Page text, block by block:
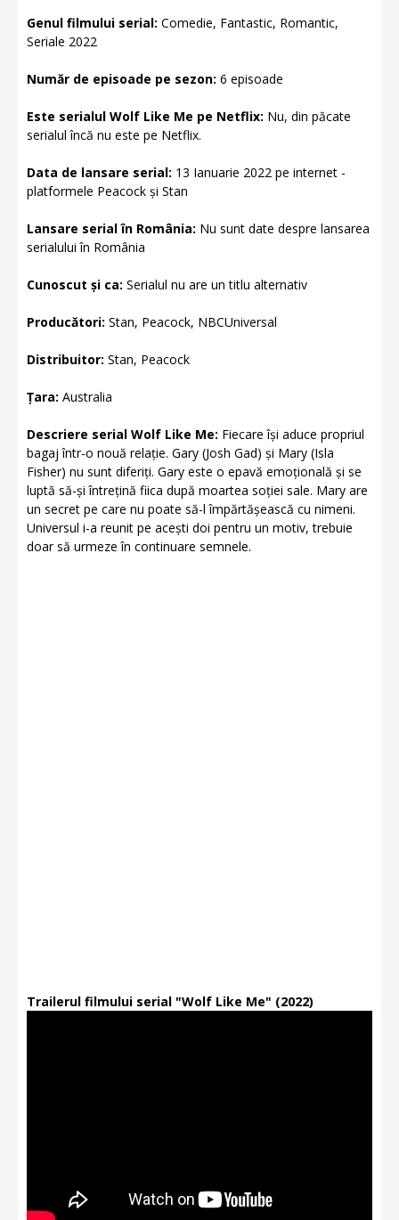
Genul filmului serial: Comedie, Fantastic, Romantic,
Seriale 2022
Număr de episoade pe sezon: 6 episoade
Este serialul Wolf Like Me pe Netflix: Nu, din păcate
serialul încă nu este pe Netflix.
Data de lansare serial: 13 Ianuarie 2022 pe internet -
platformele Peacock și Stan
Lansare serial în România: Nu sunt date despre lansarea
serialului în România
Cunoscut și ca: Serialul nu are un titlu alternativ
Producători: Stan, Peacock, NBCUniversal
Distribuitor: Stan, Peacock
Țara: Australia
Descriere serial Wolf Like Me: Fiecare își aduce propriul
bagaj într-o nouă relație. Gary (Josh Gad) și Mary (Isla
Fisher) nu sunt diferiți. Gary este o epavă emoțională și se
luptă să-și întrețină fiica după moartea soției sale. Mary are
un secret pe care nu poate să-l împărtășească cu nimeni.
Universul i-a reunit pe acești doi pentru un motiv, trebuie
doar să urmeze în continuare semnele.
Trailerul filmului serial "Wolf Like Me" (2022)